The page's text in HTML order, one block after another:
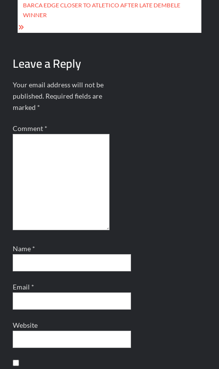
BARCA EDGE CLOSER TO ATLETICO AFTER LATE DEMBELE
WINNER
Leave a Reply
Your email address will not be
published. Required fields are
marked *
Comment *
Name *
Email *
Website